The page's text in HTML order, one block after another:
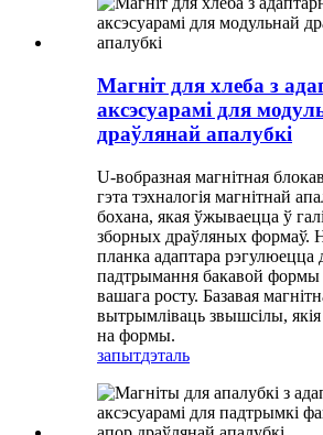
Магніт для хлеба з
аксэсуарамі для
драўлянай апалубкі
U-вобразная магнітная
гэта тэхналогія магнітнай
бохана, якая ўжываецца ў
зборных драўляных формаў.
планка адаптара рэгулюецца
падтрымання бакавой формы
вашага росту. Базавая
вытрымліваць звышсілы,
на формы.
запытдэталь